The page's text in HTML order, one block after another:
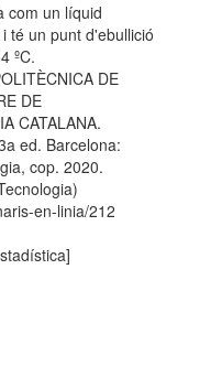
com un líquid
té un punt d'ebullició
ºC.
DE
DE
CATALANA.
ed. Barcelona:
cop. 2020.
en-linia/212